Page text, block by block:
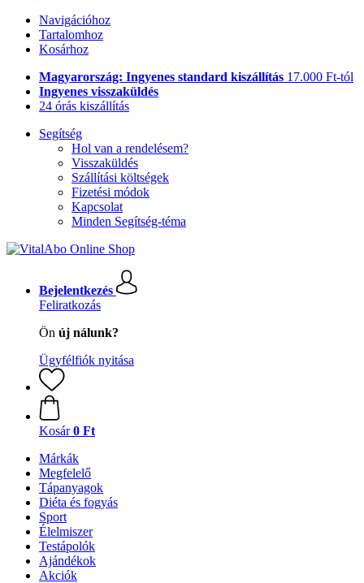
Navigációhoz
Tartalomhoz
Kosárhoz
Magyarország: Ingyenes standard kiszállítás 17.000 Ft-tól
Ingyenes visszaküldés
24 órás kiszállítás
Segítség
Hol van a rendelésem?
Visszaküldés
Szállítási költségek
Fizetési módok
Kapcsolat
Minden Segítség-téma
Bejelentkezés
Feliratkozás
Ön új nálunk?
Ügyfélfiók nyitása
Kosár 0 Ft
Márkák
Megfelelő
Tápanyagok
Diéta és fogyás
Sport
Élelmiszer
Testápolók
Ajándékok
Akciók